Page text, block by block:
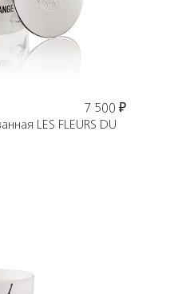
7 500 ₽
LES FLEURS DU